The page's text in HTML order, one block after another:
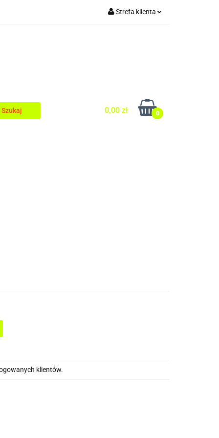
Strefa klienta
0,00 zł 0
klientów.